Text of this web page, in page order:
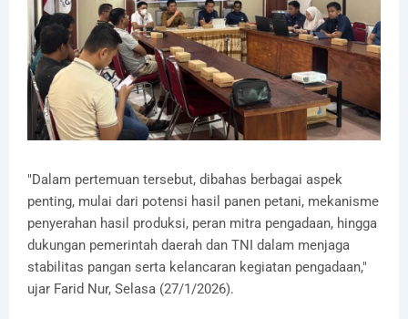
"Dalam pertemuan tersebut, dibahas berbagai aspek
penting, mulai dari potensi hasil panen petani, mekanisme
penyerahan hasil produksi, peran mitra pengadaan, hingga
dukungan pemerintah daerah dan TNI dalam menjaga
stabilitas pangan serta kelancaran kegiatan pengadaan,"
ujar Farid Nur, Selasa (27/1/2026).